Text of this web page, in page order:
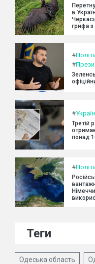
в
грифа з
#
#
#
Третій
понад
#
Теги
Одеська область